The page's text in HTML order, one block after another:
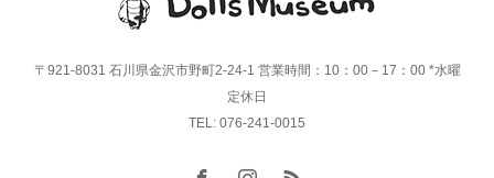
〒921-8031 石川県金沢市野町2-24-1 営業時間：10：00－17：00 *水曜
定休日
TEL: 076-241-0015